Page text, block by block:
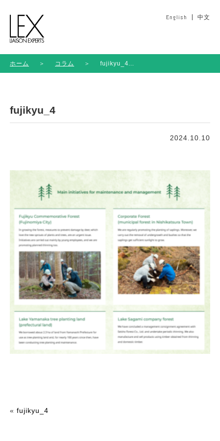
English 中文
ホーム ＞ コラム ＞ fujikyu_4
fujikyu_4
2024.10.10
« fujikyu_4